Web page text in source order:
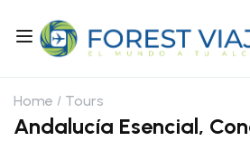
Home Tours
Andalucía Esencial,